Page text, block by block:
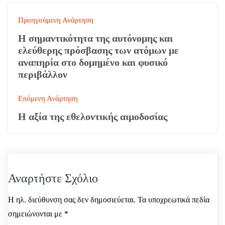
Π
λ
ο
ή
γ
η
ά
ρ
θ
Προηγούμενη Ανάρτηση
Η σημαντικότητα της αυτόνομης και
ελεύθερης πρόσβασης των ατόμων με
αναπηρία στο δομημένο και φυσικό
περιβάλλον
Επόμενη Ανάρτηση
Η αξία της εθελοντικής αιμοδοσίας
Αναρτήστε Σχόλιο
Η ηλ. διεύθυνση σας δεν δημοσιεύεται. Τα υποχρεωτικά πεδία
σημειώνονται με *